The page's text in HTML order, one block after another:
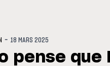
- 18 MARS 2025
pense que